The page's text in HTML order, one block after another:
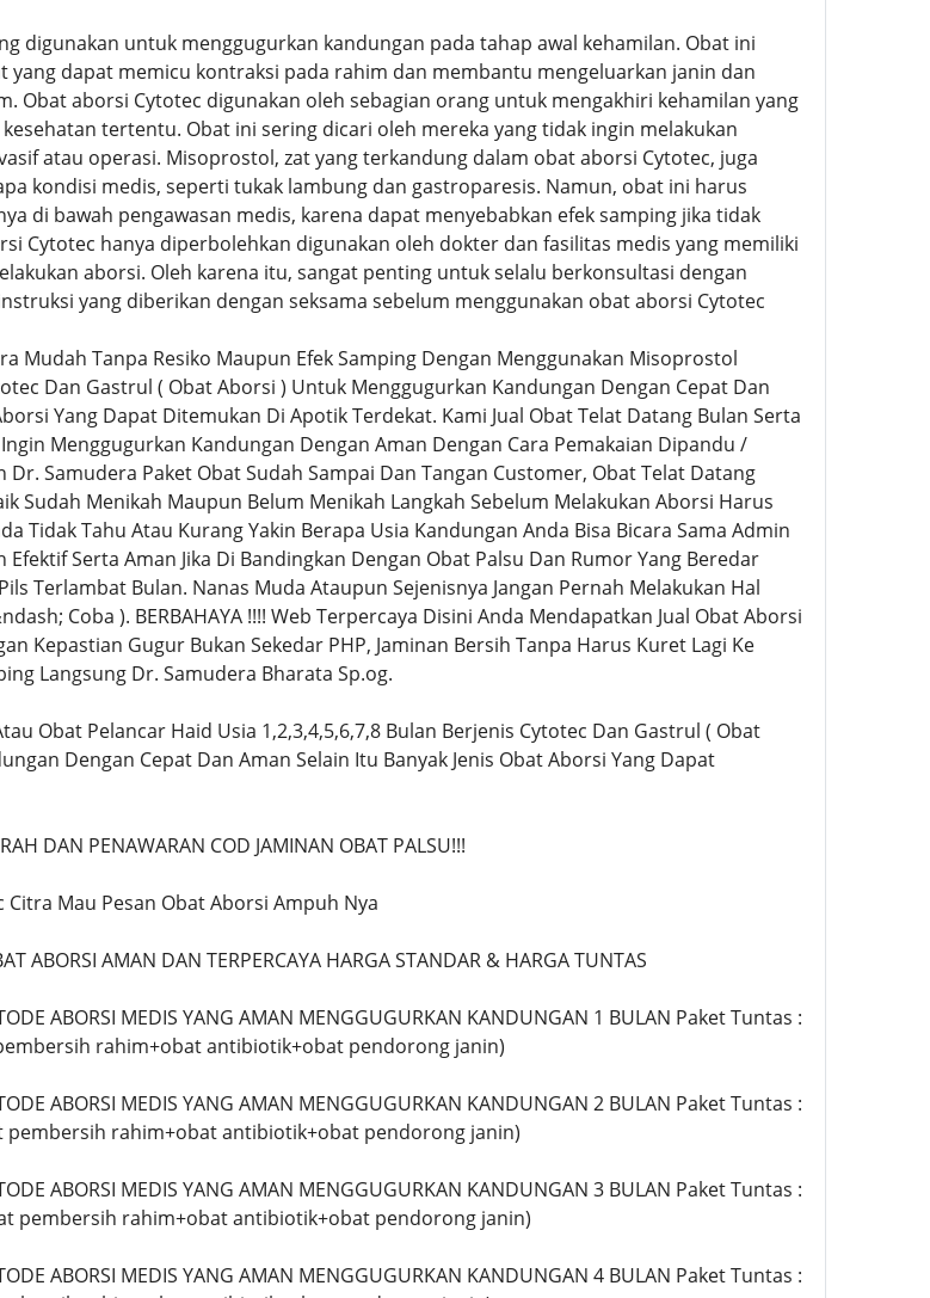
digunakan untuk menggugurkan kandungan pada tahap awal kehamilan. Obat ini
yang dapat memicu kontraksi pada rahim dan membantu mengeluarkan janin dan
Obat aborsi Cytotec digunakan oleh sebagian orang untuk mengakhiri kehamilan yang
tertentu. Obat ini sering dicari oleh mereka yang tidak ingin melakukan
atau operasi. Misoprostol, zat yang terkandung dalam obat aborsi Cytotec, juga
kondisi medis, seperti tukak lambung dan gastroparesis. Namun, obat ini harus
di bawah pengawasan medis, karena dapat menyebabkan efek samping jika tidak
Cytotec hanya diperbolehkan digunakan oleh dokter dan fasilitas medis yang memiliki
aborsi. Oleh karena itu, sangat penting untuk selalu berkonsultasi dengan
yang diberikan dengan seksama sebelum menggunakan obat aborsi Cytotec
Mudah Tanpa Resiko Maupun Efek Samping Dengan Menggunakan Misoprostol
Dan Gastrul ( Obat Aborsi ) Untuk Menggugurkan Kandungan Dengan Cepat Dan
Yang Dapat Ditemukan Di Apotik Terdekat. Kami Jual Obat Telat Datang Bulan Serta
Menggugurkan Kandungan Dengan Aman Dengan Cara Pemakaian Dipandu /
Samudera Paket Obat Sudah Sampai Dan Tangan Customer, Obat Telat Datang
Sudah Menikah Maupun Belum Menikah Langkah Sebelum Melakukan Aborsi Harus
Tidak Tahu Atau Kurang Yakin Berapa Usia Kandungan Anda Bisa Bicara Sama Admin
Serta Aman Jika Di Bandingkan Dengan Obat Palsu Dan Rumor Yang Beredar
Terlambat Bulan. Nanas Muda Ataupun Sejenisnya Jangan Pernah Melakukan Hal
Coba ). BERBAHAYA !!!! Web Terpercaya Disini Anda Mendapatkan Jual Obat Aborsi
Kepastian Gugur Bukan Sekedar PHP, Jaminan Bersih Tanpa Harus Kuret Lagi Ke
Langsung Dr. Samudera Bharata Sp.og.
Obat Pelancar Haid Usia 1,2,3,4,5,6,7,8 Bulan Berjenis Cytotec Dan Gastrul ( Obat
Dengan Cepat Dan Aman Selain Itu Banyak Jenis Obat Aborsi Yang Dapat
DAN PENAWARAN COD JAMINAN OBAT PALSU!!!
Citra Mau Pesan Obat Aborsi Ampuh Nya
ABORSI AMAN DAN TERPERCAYA HARGA STANDAR & HARGA TUNTAS
ABORSI MEDIS YANG AMAN MENGGUGURKAN KANDUNGAN 1 BULAN Paket Tuntas :
rahim+obat antibiotik+obat pendorong janin)
ABORSI MEDIS YANG AMAN MENGGUGURKAN KANDUNGAN 2 BULAN Paket Tuntas :
pembersih rahim+obat antibiotik+obat pendorong janin)
ABORSI MEDIS YANG AMAN MENGGUGURKAN KANDUNGAN 3 BULAN Paket Tuntas :
pembersih rahim+obat antibiotik+obat pendorong janin)
ABORSI MEDIS YANG AMAN MENGGUGURKAN KANDUNGAN 4 BULAN Paket Tuntas :